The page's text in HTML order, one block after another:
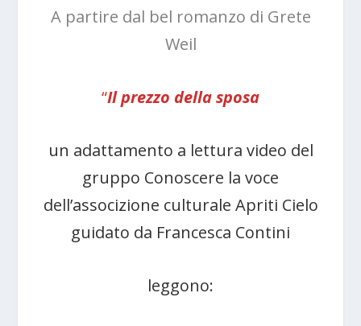
A partire dal bel romanzo di Grete
Weil
“Il prezzo della sposa
un adattamento a lettura video del
gruppo Conoscere la voce
dell’associzione culturale Apriti Cielo
guidato da Francesca Contini
leggono: